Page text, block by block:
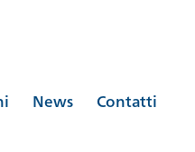
News Contatti